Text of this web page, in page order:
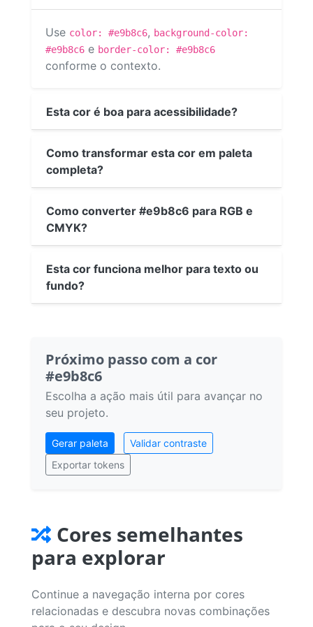
Use color: #e9b8c6, background-color:
#e9b8c6 e border-color: #e9b8c6
conforme o contexto.
Esta cor é boa para acessibilidade?
Como transformar esta cor em paleta
completa?
Como converter #e9b8c6 para RGB e
CMYK?
Esta cor funciona melhor para texto ou
fundo?
Próximo passo com a cor
#e9b8c6
Escolha a ação mais útil para avançar no
seu projeto.
Gerar paleta
Validar contraste
Exportar tokens
Cores semelhantes
para explorar
Continue a navegação interna por cores
relacionadas e descubra novas combinações